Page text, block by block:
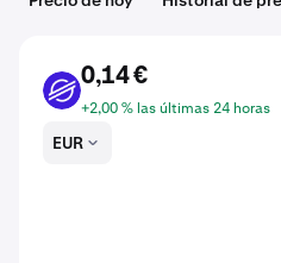
XLM
0,14 €
+2,00 % las últimas 24 horas
EUR